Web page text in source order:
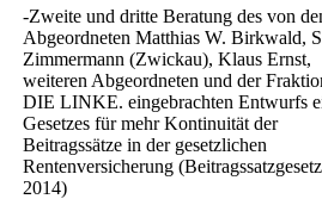
-Zweite und dritte Beratung des von
Abgeordneten Matthias W. Birkwald,
Zimmermann (Zwickau), Klaus Ernst,
weiteren Abgeordneten und der
DIE LINKE. eingebrachten Entwurfs
Gesetzes für mehr Kontinuität der
Beitragssätze in der gesetzlichen
Rentenversicherung (Beitragssatzgesetz
2014)